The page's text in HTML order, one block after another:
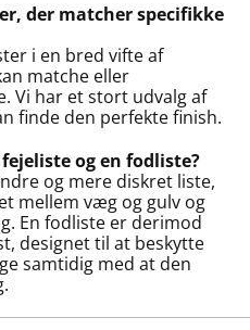
der matcher specifikke
i en bred vifte af
matche eller
Vi har et stort udvalg af
finde den perfekte finish.
og en fodliste?
og mere diskret liste,
mellem væg og gulv og
En fodliste er derimod
designet til at beskytte
samtidig med at den